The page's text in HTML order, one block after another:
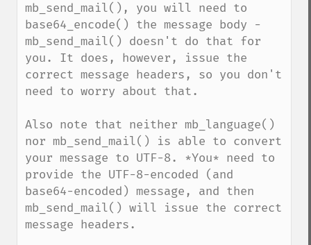
mb_send_mail(), you will need to
base64_encode() the message body -
mb_send_mail() doesn't do that for
you. It does, however, issue the
correct message headers, so you don't
need to worry about that.
Also note that neither mb_language()
nor mb_send_mail() is able to convert
your message to UTF-8. *You* need to
provide the UTF-8-encoded (and
base64-encoded) message, and then
mb_send_mail() will issue the correct
message headers.